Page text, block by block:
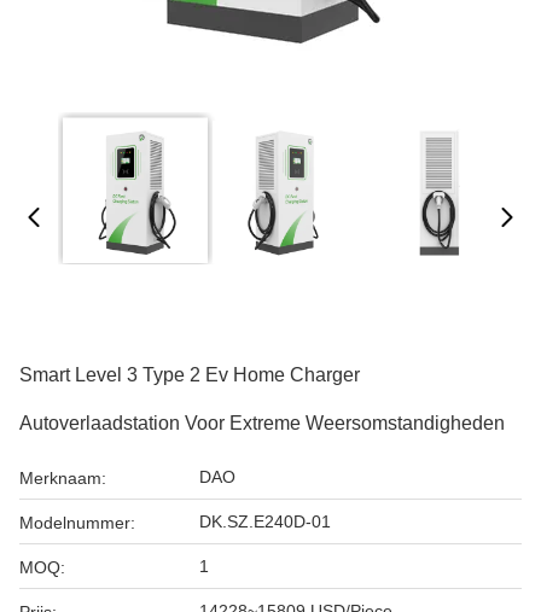
Smart Level 3 Type 2 Ev Home Charger
Autoverlaadstation Voor Extreme Weersomstandigheden
Merknaam: DAO
Modelnummer: DK.SZ.E240D-01
MOQ: 1